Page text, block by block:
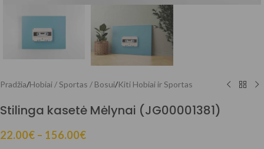
Pradžia/Hobiai / Sportas / Bosui/Kiti Hobiai ir Sportas
Stilinga kasetė Mėlynai (JG00001381)
22.00€ – 156.00€